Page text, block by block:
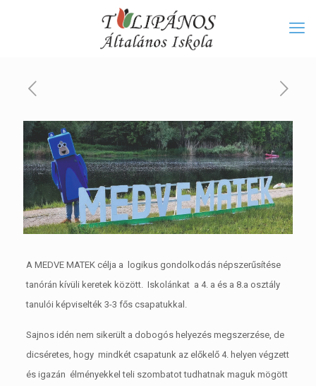
A MEDVE MATEK célja a logikus gondolkodás népszerűsítése
tanórán kívüli keretek között. Iskolánkat a 4. a és a 8.a osztály
tanulói képviselték 3-3 fős csapatukkal.
Sajnos idén nem sikerült a dobogós helyezés megszerzése, de
dicséretes, hogy mindkét csapatunk az előkelő 4. helyen végzett
és igazán élményekkel teli szombatot tudhatnak maguk mögött